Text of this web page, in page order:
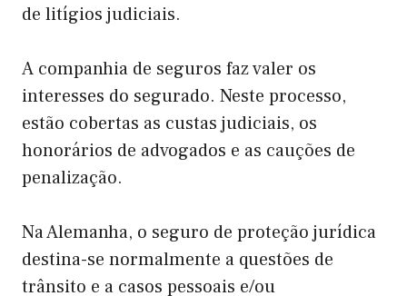
de litígios judiciais.
A companhia de seguros faz valer os
interesses do segurado. Neste processo,
estão cobertas as custas judiciais, os
honorários de advogados e as cauções de
penalização.
Na Alemanha, o seguro de proteção jurídica
destina-se normalmente a questões de
trânsito e a casos pessoais e/ou